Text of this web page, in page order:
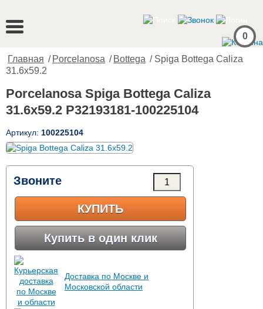
0
Главная / Porcelanosa / Bottega / Spiga Bottega Caliza
31.6x59.2
Porcelanosa Spiga Bottega Caliza
31.6x59.2 P32193181-100225104
Артикул: 100225104
Звоните
КУПИТЬ
Купить в один клик
Доставка по Москве и
Московской области